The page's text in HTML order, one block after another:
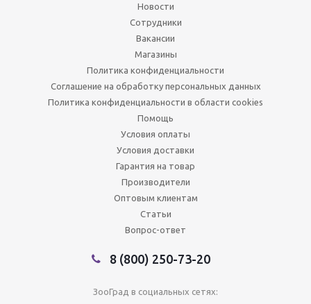
Новости
Сотрудники
Вакансии
Магазины
Политика конфиденциальности
Соглашение на обработку персональных данных
Политика конфиденциальности в области cookies
Помощь
Условия оплаты
Условия доставки
Гарантия на товар
Производители
Оптовым клиентам
Статьи
Вопрос-ответ
8 (800) 250-73-20
ЗооГрад в социальных сетях: